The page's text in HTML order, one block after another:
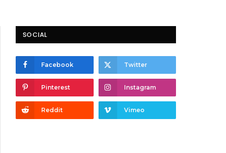
SOCIAL
Facebook Twitter
Pinterest Instagram
Reddit Vimeo